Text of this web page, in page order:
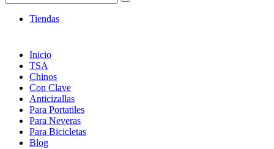
Envió 24/7!!!
Tiendas
Inicio
TSA
Chinos
Con Clave
Anticizallas
Para Portatiles
Para Neveras
Para Bicicletas
Blog